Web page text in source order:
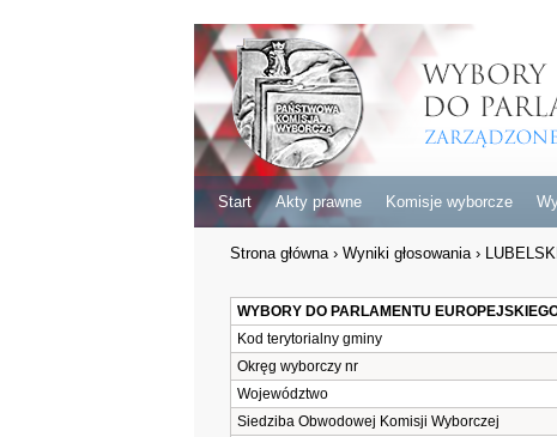
Start Akty prawne Komisje wyborcze
Strona główna › Wyniki głosowania ›
WYBORY DO PARLAMENTU
Kod terytorialny gminy
Okręg wyborczy nr
Województwo
Siedziba Obwodowej Komisji Wyborczej